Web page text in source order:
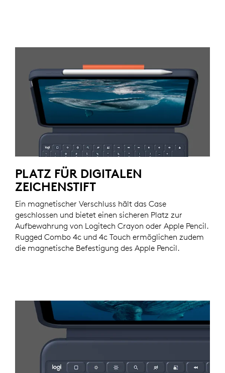
PLATZ FÜR DIGITALEN
ZEICHENSTIFT
Ein magnetischer Verschluss hält das Case
geschlossen und bietet einen sicheren Platz zur
Aufbewahrung von Logitech Crayon oder Apple Pencil.
Rugged Combo 4c und 4c Touch ermöglichen zudem
die magnetische Befestigung des Apple Pencil.